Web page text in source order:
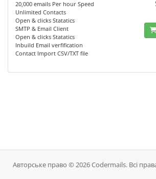
20,000 emails Per hour Speed
Unlimited Contacts
Open & clicks Statatics
SMTP & Email Client
Open & clicks Statatics
Inbuild Email verfification
Contact Import CSV/TXT file
Авторське право © 2026 Codermails. Всі